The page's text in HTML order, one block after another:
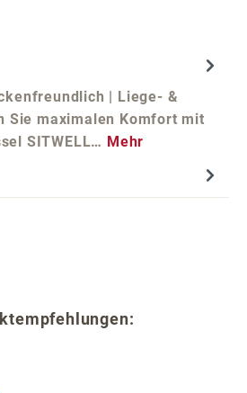
| Liege- &
Sie maximalen Komfort mit
SITWELL… Mehr